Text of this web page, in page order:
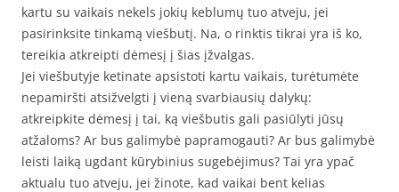
kartu su vaikais nekels jokių keblumų tuo atveju, jei
pasirinksite tinkamą viešbutį. Na, o rinktis tikrai yra iš ko,
tereikia atkreipti dėmesį į šias įžvalgas.
Jei viešbutyje ketinate apsistoti kartu vaikais, turėtumėte
nepamiršti atsižvelgti į vieną svarbiausių dalykų:
atkreipkite dėmesį į tai, ką viešbutis gali pasiūlyti jūsų
atžaloms? Ar bus galimybė papramogauti? Ar bus galimybė
leisti laiką ugdant kūrybinius sugebėjimus? Tai yra ypač
aktualu tuo atveju, jei žinote, kad vaikai bent kelias